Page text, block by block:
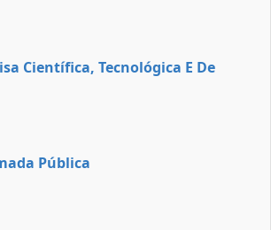
Científica, Tecnológica E De
Pública